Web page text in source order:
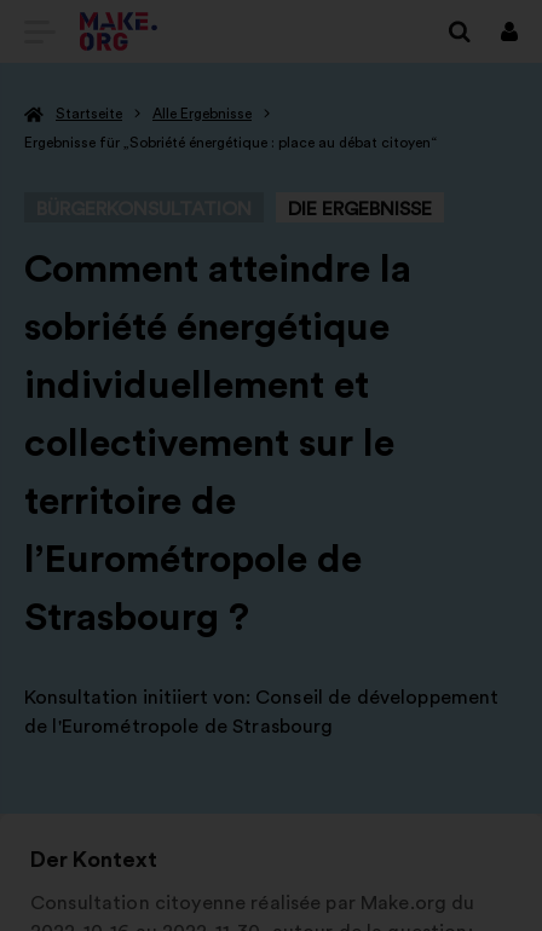
ZUR
STARTSEITE
Startseite
Alle Ergebnisse
Ergebnisse für „Sobriété énergétique : place au débat citoyen“
DIE ERGEBNISSE
-
Comment atteindre la
sobriété énergétique
individuellement et
collectivement sur le
territoire de
l’Eurométropole de
Strasbourg ?
Konsultation initiiert von: Conseil de développement
de l'Eurométropole de Strasbourg
Der Kontext
Consultation citoyenne réalisée par Make.org du